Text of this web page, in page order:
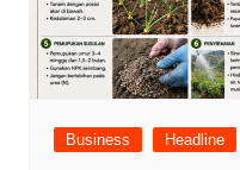
Business Headline